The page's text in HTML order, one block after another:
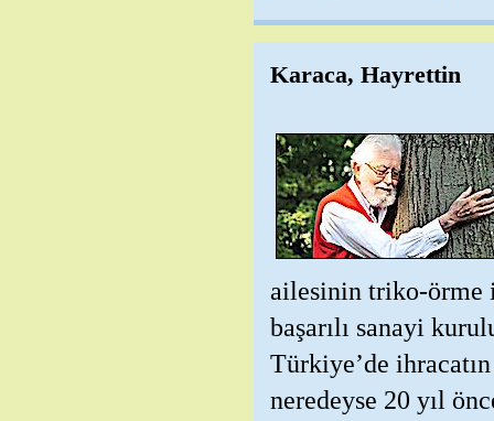
Karaca, Hayrettin
ailesinin triko-örme
başarılı sanayi
Türkiye’de
neredeyse 20 yıl